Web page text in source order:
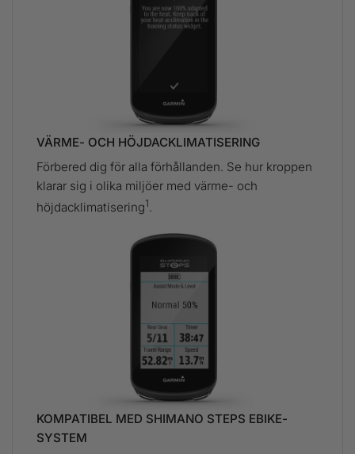
VÄRME- OCH HÖJDACKLIMATISERING
Förbered dig för alla förhållanden. Se hur kroppen
klarar sig i olika miljöer med värme- och
höjdacklimatisering1.
KOMPATIBEL MED SHIMANO STEPS EBIKE-
SYSTEM